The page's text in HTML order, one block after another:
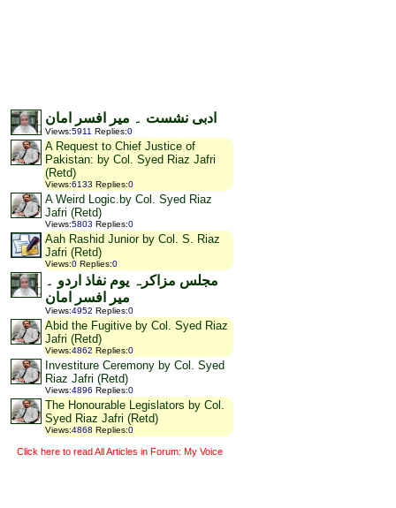
ادبی نشست ۔ میر افسر امان
Views:5911 Replies:0
A Request to Chief Justice of
Pakistan: by Col. Syed Riaz Jafri
(Retd)
Views:6133 Replies:0
A Weird Logic.by Col. Syed Riaz
Jafri (Retd)
Views:5803 Replies:0
Aah Rashid Junior by Col. S. Riaz
Jafri (Retd)
Views:0 Replies:0
مجلس مزاکرہ یوم نفاذ اردو ۔
میر افسر امان
Views:4952 Replies:0
Abid the Fugitive by Col. Syed Riaz
Jafri (Retd)
Views:4862 Replies:0
Investiture Ceremony by Col. Syed
Riaz Jafri (Retd)
Views:4896 Replies:0
The Honourable Legislators by Col.
Syed Riaz Jafri (Retd)
Views:4868 Replies:0
Click here to read All Articles in Forum: My Voice